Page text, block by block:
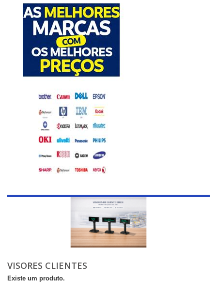
VISORES CLIENTES
Existe um produto.